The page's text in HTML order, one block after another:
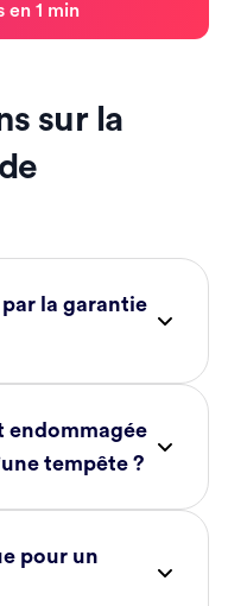
en 1 min
sur la
la garantie
endommagée
tempête ?
pour un